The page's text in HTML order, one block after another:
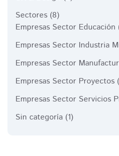
Sectores (8)
Empresas Sector Educación
Empresas Sector Industria
Empresas Sector
Empresas Sector Proyectos
Empresas Sector Servicios
Sin categoría (1)